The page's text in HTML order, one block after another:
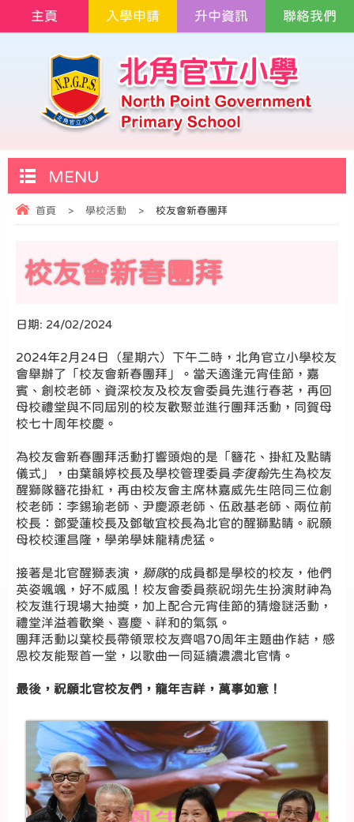
主頁 入學申請 升中資訊 聯絡我們
MENU
首頁 > 學校活動 > 校友會新春團拜
校友會新春團拜
日期: 24/02/2024
2024年2月24日（星期六）下午二時，北角官立小學校友
會舉辦了「校友會新春團拜」。當天適逢元宵佳節，嘉
賓、創校老師、資深校友及校友會委員先進行春茗，再回
母校禮堂與不同屆別的校友歡聚並進行團拜活動，同賀母
校七十周年校慶。
為校友會新春團拜活動打響頭炮的是「簪花、掛紅及點睛
儀式」，由葉韻婷校長及學校管理委員李復翰先生為校友
醒獅隊簪花掛紅，再由校友會主席林嘉威先生陪同三位創
校老師：李錫瑜老師、尹慶源老師、伍啟基老師、兩位前
校長：鄧愛蓮校長及鄧敏宜校長為北官的醒獅點睛。祝願
母校校運昌隆，學弟學妹龍精虎猛。
接著是北官醒獅表演， 獅隊的成員都是學校的校友，他們
英姿颯颯，好不威風！校友會委員蔡祝翊先生扮演財神為
校友進行現場大抽獎，加上配合元宵佳節的猜燈謎活動，
禮堂洋溢着歡樂、喜慶、祥和的氣氛。
團拜活動以葉校長帶領眾校友齊唱70周年主題曲作結，感
恩校友能聚首一堂，以歌曲一同延續濃濃北官情。
最後，祝願北官校友們，龍年吉祥，萬事如意！